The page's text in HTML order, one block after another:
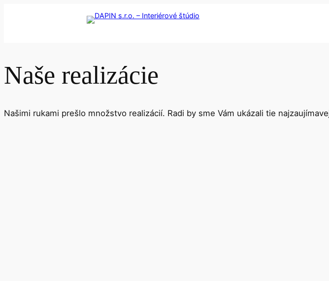
Naše realizácie
Našimi rukami prešlo množstvo realizácií. Radi by sme Vám ukázali tie